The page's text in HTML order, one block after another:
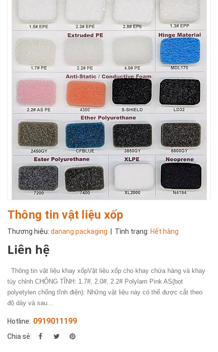
Thông tin vật liệu xốp
Thương hiệu: danang packaging | Tình trạng: Hết hàng
Liên hệ
Thông tin vật liệu khay xốpVật liệu xốp cho khay chứa hàng và khay
tùy chỉnh CHỐNG TĨNH: 1.7#, 2.0#, 2.2# Polylam Pink AS(bọt
polyetylen chống tĩnh điện): Những vật liệu này có thể được cắt theo
độ dày và sau...
Hotline: 0919011199
Chia sẻ: